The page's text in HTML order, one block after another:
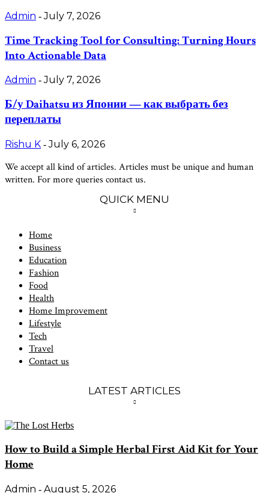
Admin - July 7, 2026
Time Tracking Tool for Consulting: Turning Hours
Into Actionable Data
Admin - July 7, 2026
Б/у Daihatsu из Японии — как выбрать без
переплаты
Rishu K - July 6, 2026
We accept all kind of articles. Articles must be unique and human
written. For more queries contact us.
QUICK MENU
Home
Business
Education
Fashion
Food
Health
Home Improvement
Lifestyle
Tech
Travel
Contact us
LATEST ARTICLES
How to Build a Simple Herbal First Aid Kit for Your
Home
Admin - August 5, 2026